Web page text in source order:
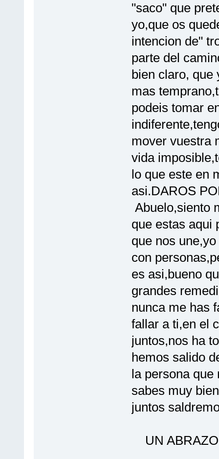
"saco" que
yo,que os
intencion de"
parte del
bien claro, que
mas
podeis tomar
mover vuestra
vida
lo que este en
asi.DAROS
Abuelo,siento
que estas aqui
que nos
con
es asi,bueno
grandes
nunca me has
fallar a ti,en el
juntos,nos ha
hemos salido
la persona que
sabes muy
juntos
UN ABRAZO